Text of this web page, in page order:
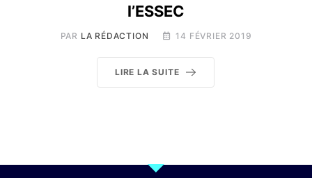
l’ESSEC
PAR LA RÉDACTION 14 FÉVRIER 2019
LIRE LA SUITE